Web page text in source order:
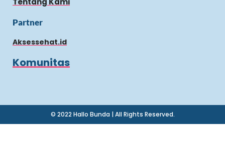
Partner
Aksessehat.id
Komunitas
© 2022 Hallo Bunda | All Rights Reserved.